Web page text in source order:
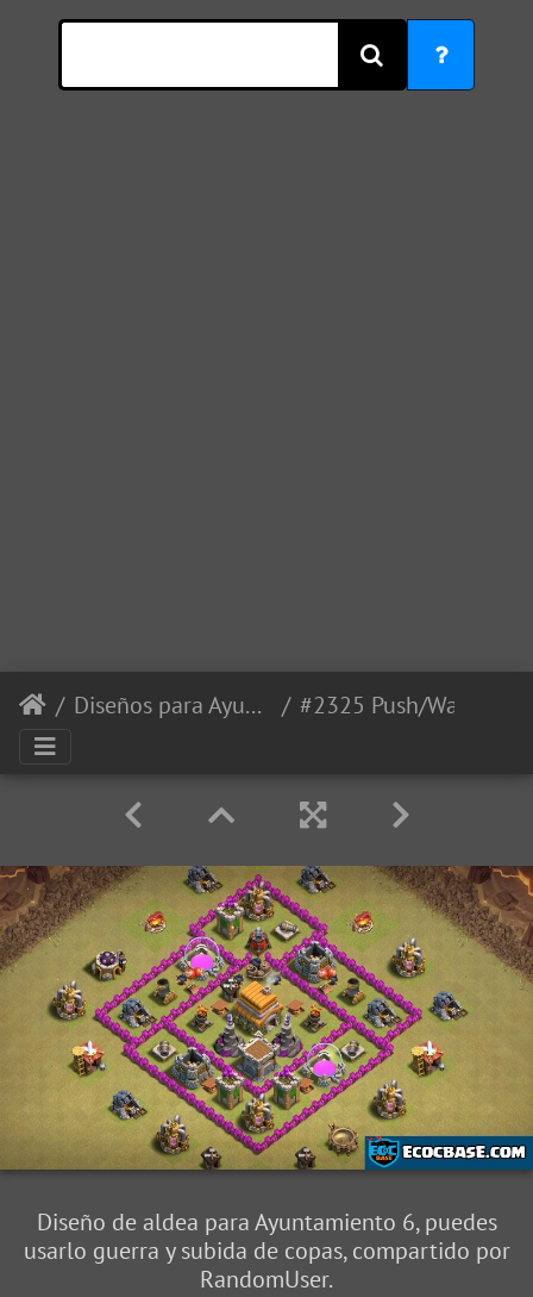
Diseños para Ayuntamiento 6
Diseño de aldea para Ayuntamiento 6, puedes
usarlo guerra y subida de copas, compartido por
RandomUser.